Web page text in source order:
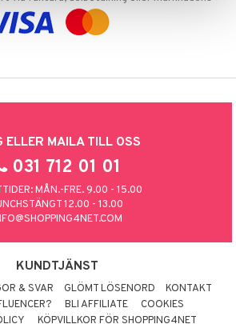
ELLER MAILA TILL OSS
031 712 01 01
MÅN.-FRE. 9.00 - 15.00
12.00 - 13.00
KUNDTJÄNST
& SVAR GLÖMT LÖSENORD
KONTAKT
BLI AFFILIATE
COOKIES
KÖPVILLKOR FÖR SHOPPING4NET